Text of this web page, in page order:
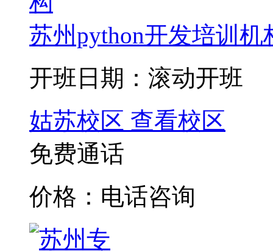
苏州python开发培训机
开班日期：滚动开班
姑苏校区 查看校区
免费通话
价格：电话咨询